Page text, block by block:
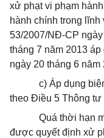
xử phạt vi phạm
hành chính trong
53/2007/NĐ-CP
tháng 7 năm 2013
ngày 20 tháng 6
c) Áp dụng
theo Điều 5 Thông tư
Quá thời hạn
được quyết định xử